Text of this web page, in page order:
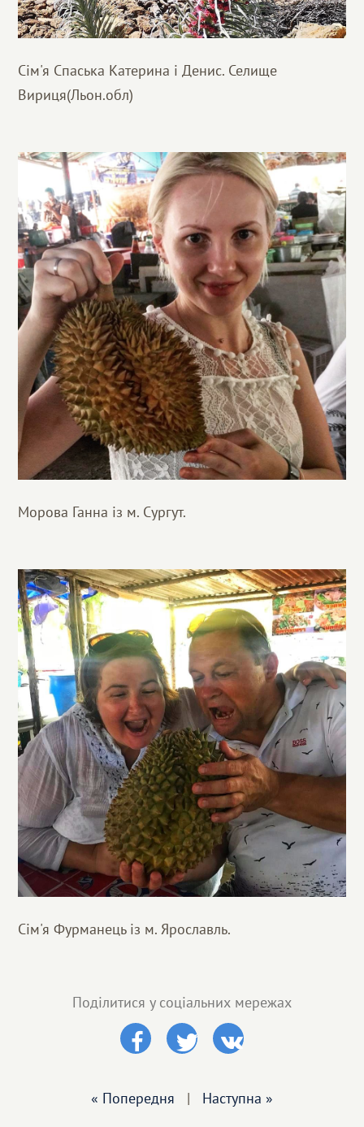
Сім'я Спаська Катерина і Денис. Селище
Вириця(Льон.обл)
Морова Ганна із м. Сургут.
Сім'я Фурманець із м. Ярославль.
Поділитися у соціальних мережах
« Попередня | Наступна »